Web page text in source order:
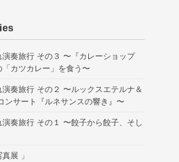
奏旅行 その３ 〜『カレーショップ
カツカレー」を食う〜
奏旅行 その２ 〜ルックスエテルナ＆
ンサート『ルネサンスの響き』〜
奏旅行 その１ 〜餃子から餃子、そし
展 」